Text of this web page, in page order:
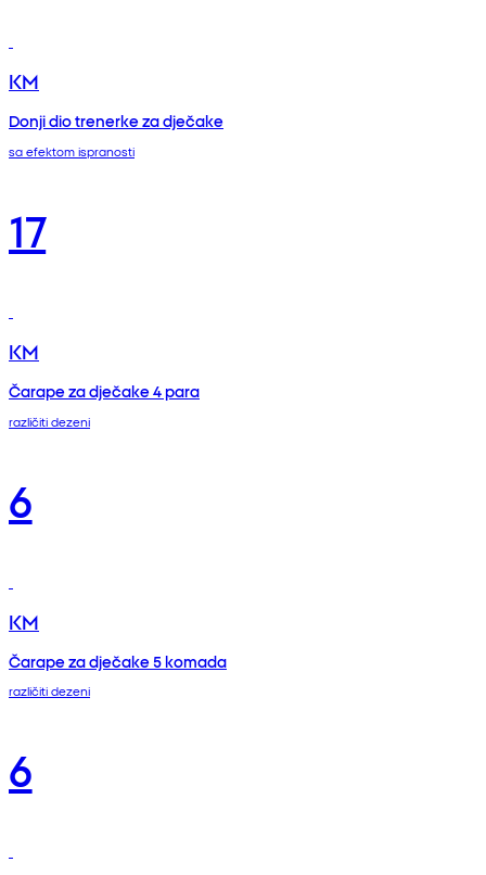
KM
Donji dio trenerke za dječake
sa efektom ispranosti
17
KM
Čarape za dječake 4 para
različiti dezeni
6
KM
Čarape za dječake 5 komada
različiti dezeni
6